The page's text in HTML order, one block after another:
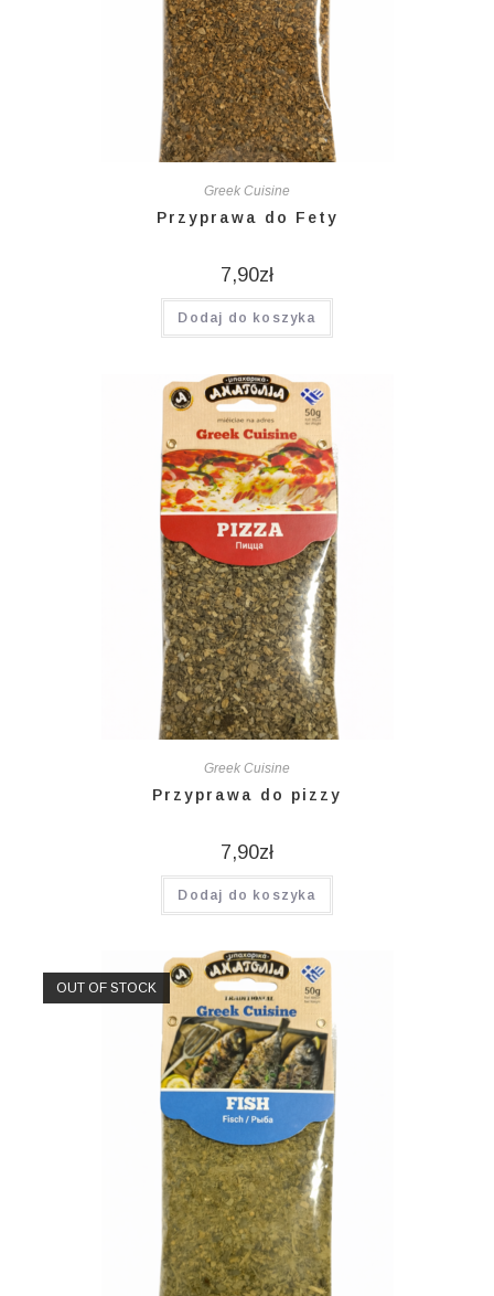
Greek Cuisine
Przyprawa do Fety
7,90zł
Dodaj do koszyka
Greek Cuisine
Przyprawa do pizzy
7,90zł
Dodaj do koszyka
OUT OF STOCK